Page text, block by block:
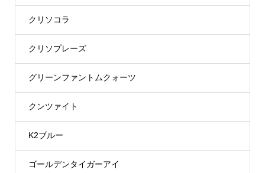
クリソコラ
クリソプレーズ
グリーンファントムクォーツ
クンツァイト
K2ブルー
ゴールデンタイガーアイ